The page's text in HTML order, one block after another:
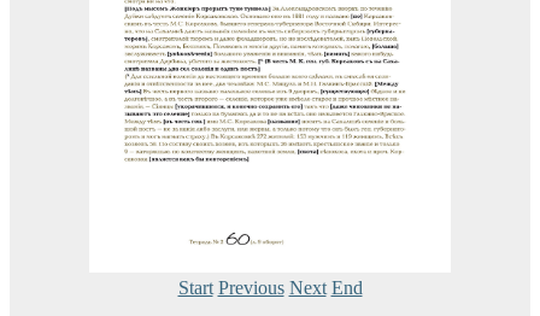
Start Previous Next End